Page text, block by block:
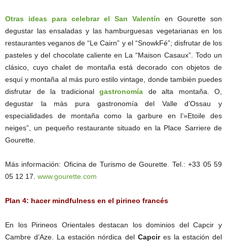
Otras ideas para celebrar el San Valentín en Gourette son
degustar las ensaladas y las hamburguesas vegetarianas en los
restaurantes veganos de “Le Cairn” y el “SnowkFé”; disfrutar de los
pasteles y del chocolate caliente en La “Maison Casaux”. Todo un
clásico, cuyo chalet de montaña está decorado con objetos de
esquí y montaña al más puro estilo vintage, donde también puedes
disfrutar de la tradicional gastronomía de alta montaña. O,
degustar la más pura gastronomía del Valle d’Ossau y
especialidades de montaña como la garbure en l’»Etoile des
neiges”, un pequeño restaurante situado en la Place Sarriere de
Gourette.
Más información: Oficina de Turismo de Gourette. Tel.: +33 05 59
05 12 17. www.gourette.com
Plan 4: hacer mindfulness en el pirineo francés
En los Pirineos Orientales destacan los dominios del Capcir y
Cambre d’Aze. La estación nórdica del Capcires la estación del